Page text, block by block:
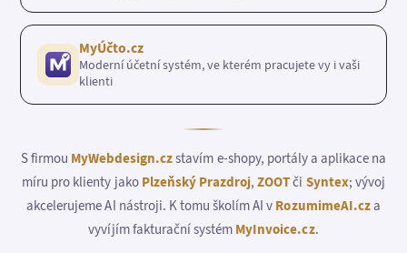
MyÚčto.cz
Moderní účetní systém, ve kterém pracujete vy i vaši
klienti
S firmou MyWebdesign.czstavím e-shopy, portály a aplikace na
míru pro klienty jako Plzeňský Prazdroj,ZOOTči Syntex; vývoj
akcelerujeme AI nástroji. K tomu školím AI v RozumimeAI.cza
vyvíjím fakturační systém MyInvoice.cz.